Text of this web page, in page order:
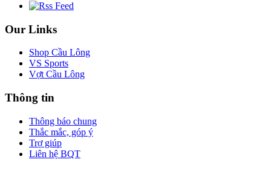
Our Links
Shop Cầu Lông
VS Sports
Vợt Cầu Lông
Thông tin
Thông báo chung
Thắc mắc, góp ý
Trợ giúp
Liên hệ BQT